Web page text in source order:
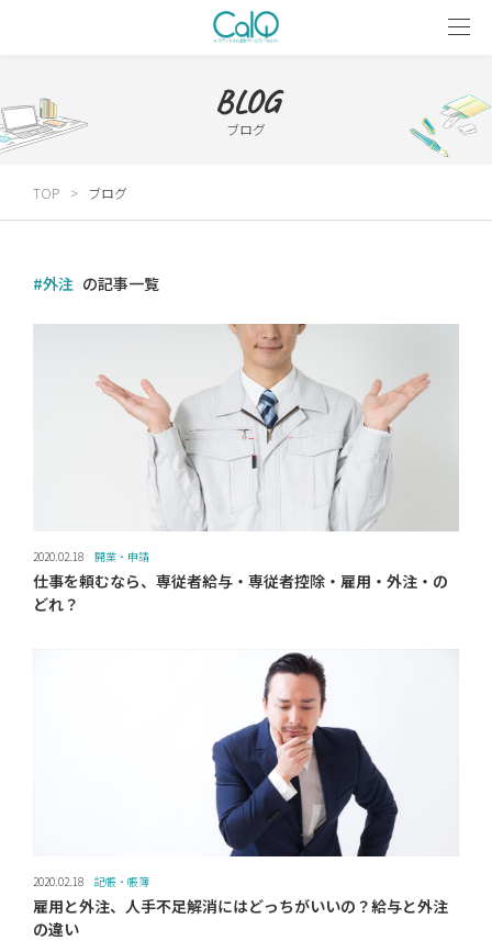
BLOG
ブログ
TOP ブログ
#外注 の記事一覧
2020.02.18 開業・申請
仕事を頼むなら、専従者給与・専従者控除・雇用・外注・の
どれ？
2020.02.18 記帳・帳簿
雇用と外注、人手不足解消にはどっちがいいの？給与と外注
の違い